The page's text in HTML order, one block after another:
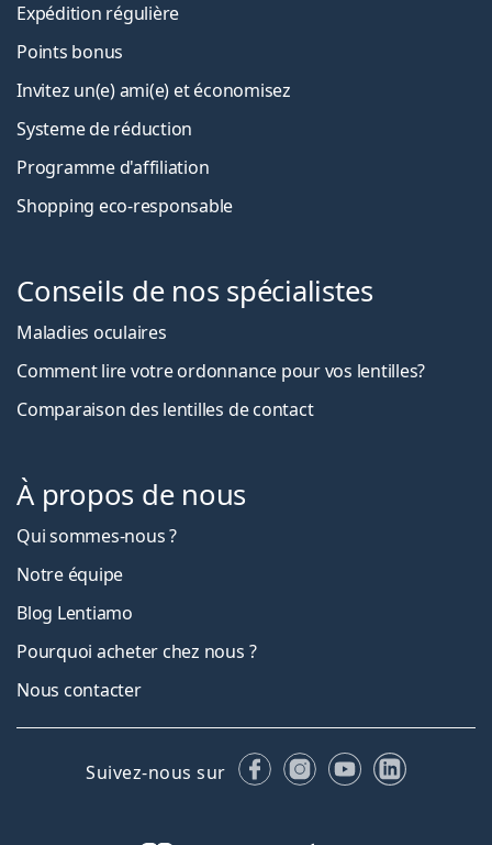
Expédition régulière
Points bonus
Invitez un(e) ami(e) et économisez
Systeme de réduction
Programme d'affiliation
Shopping eco-responsable
Conseils de nos spécialistes
Maladies oculaires
Comment lire votre ordonnance pour vos lentilles?
Comparaison des lentilles de contact
À propos de nous
Qui sommes-nous ?
Notre équipe
Blog Lentiamo
Pourquoi acheter chez nous ?
Nous contacter
Suivez-nous sur FacebookInstagram
YouTubeLinkedIn